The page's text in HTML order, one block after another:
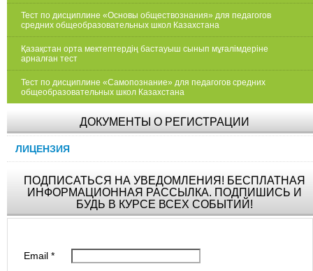
Тест по дисциплине «Основы обществознания» для педагогов
средних общеобразовательных школ Казахстана
Қазақстан орта мектептердің бастауыш сынып мұғалімдеріне
арналған тест
Тест по дисциплине «Самопознание» для педагогов средних
общеобразовательных школ Казахстана
ДОКУМЕНТЫ О РЕГИСТРАЦИИ
ЛИЦЕНЗИЯ
ПОДПИСАТЬСЯ НА УВЕДОМЛЕНИЯ! БЕСПЛАТНАЯ
ИНФОРМАЦИОННАЯ РАССЫЛКА. ПОДПИШИСЬ И
БУДЬ В КУРСЕ ВСЕХ СОБЫТИЙ!
Email*